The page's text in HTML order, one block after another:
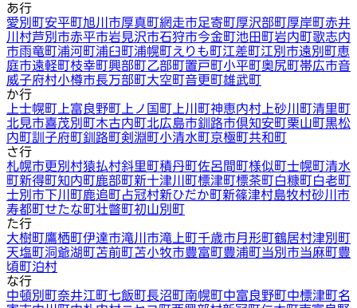
あ行
愛別町安平町旭川市厚真町網走市足寄町厚沢部町厚岸町赤井
川村芦別市赤平市岩見沢市石狩市今金町池田町岩内町歌志内
市雨竜町浦河町浦臼町浦幌町えりも町江差町江別市遠別町恵
庭市遠軽町枝幸町興部町乙部町置戸町小平町奥尻町帯広市音
威子府村小樽市長万部町大空町音更町雄武町
か行
上士幌町 上富良野町 上ノ国町 上川町神恵内村 上砂川町清里町
北見市喜茂別町木古内町北広島市釧路市倶知安町栗山町黒松
内町訓子府町釧路町剣淵町小清水町京極町共和町
さ行
札幌市更別村猿払村斜里町積丹町佐呂間町様似町士幌町清水
町新得町知内町鹿部町新十津川町標津町標茶町白糠町白老町
士別市下川町鹿追町占冠村新ひだか町新篠津村島牧村砂川市
寿都町せたな町壮瞥町初山別町
た行
大樹町鷹栖町伊達市滝川市滝上町千歳市月形町鶴居村津別町
天塩町洞爺湖町苫前町苫小牧市豊富町豊浦町当別市当麻町豊
頃町泊村
な行
中頓別町奈井江町七飯町長沼町南幌町中富良野町中標津町名